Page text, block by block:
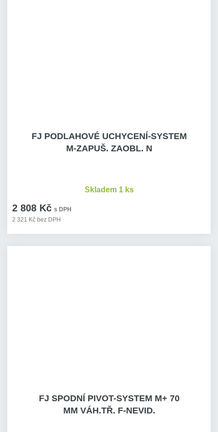
FJ PODLAHOVÉ UCHYCENÍ-SYSTEM
M-ZAPUŠ. ZAOBL. N
2 808 Kč s DPH
2 321 Kč bez DPH
Skladem 1 ks
FJ SPODNÍ PIVOT-SYSTEM M+ 70
MM VÁH.TŘ. F-NEVID.